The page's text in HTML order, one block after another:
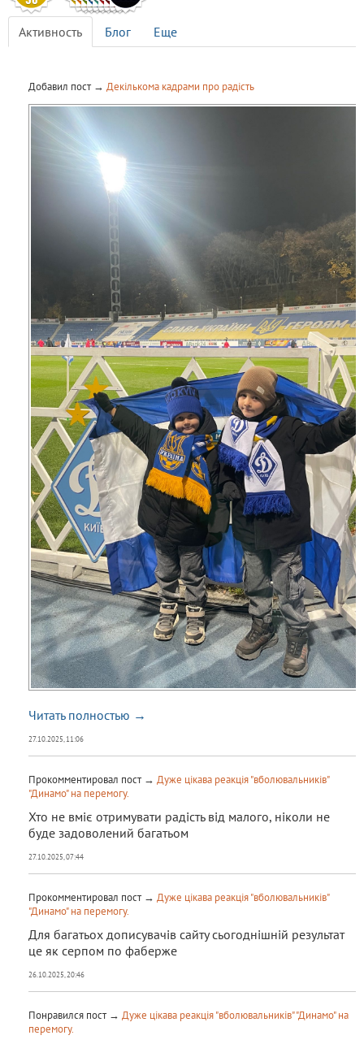
Активность Блог Еще
Добавил пост → Декількома кадрами про радість
Читать полностью →
27.10.2025, 11:06
Прокомментировал пост → Дуже цікава реакція "вболювальників"
"Динамо" на перемогу.
Хто не вміє отримувати радість від малого, ніколи не
буде задоволений багатьом
27.10.2025, 07:44
Прокомментировал пост → Дуже цікава реакція "вболювальників"
"Динамо" на перемогу.
Для багатьох дописувачів сайту сьогоднішній результат
це як серпом по фаберже
26.10.2025, 20:46
Понравился пост → Дуже цікава реакція "вболювальників" "Динамо" на
перемогу.